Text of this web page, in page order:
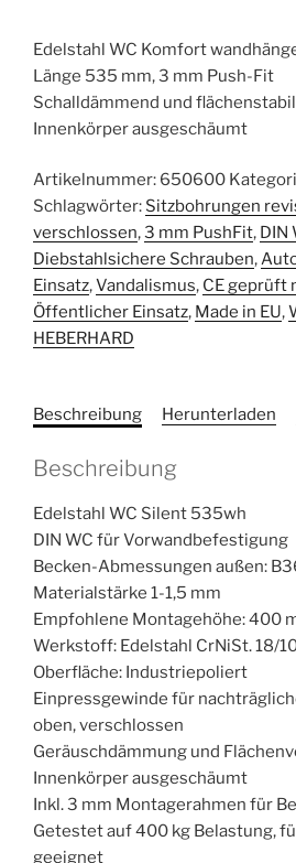
Edelstahl WC Komfort
Länge 535 mm, 3 mm Push-Fit
Schalldämmend und
Innenkörper ausgeschäumt
Artikelnummer: 650600
Schlagwörter: Sitzbohrungen
verschlossen,3 mm PushFit, DIN
Diebstahlsichere Schrauben,
Einsatz,Vandalismus, CE geprüft
Öffentlicher Einsatz, Made in EU,
HEBERHARD
Beschreibung Herunterladen
Beschreibung
Edelstahl WC Silent 535wh
DIN WC für Vorwandbefestigung
Becken-Abmessungen außen:
Materialstärke 1-1,5 mm
Empfohlene Montagehöhe: 400
Werkstoff: Edelstahl CrNiSt. 18/
Oberfläche: Industriepoliert
Einpressgewinde für
oben, verschlossen
Geräuschdämmung und
Innenkörper ausgeschäumt
Inkl. 3 mm Montagerahmen für
Getestet auf 400 kg Belastung,
geeignet